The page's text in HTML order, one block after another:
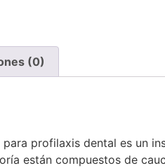
(0)
profilaxis dental es un
están compuestos de